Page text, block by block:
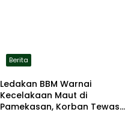
Berita
Ledakan BBM Warnai
Kecelakaan Maut di
Pamekasan, Korban Tewas